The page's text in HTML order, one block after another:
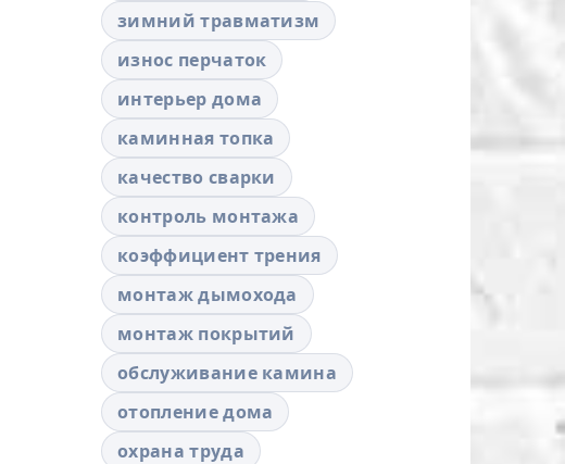
зимний травматизм
износ перчаток
интерьер дома
каминная топка
качество сварки
контроль монтажа
коэффициент трения
монтаж дымохода
монтаж покрытий
обслуживание камина
отопление дома
охрана труда